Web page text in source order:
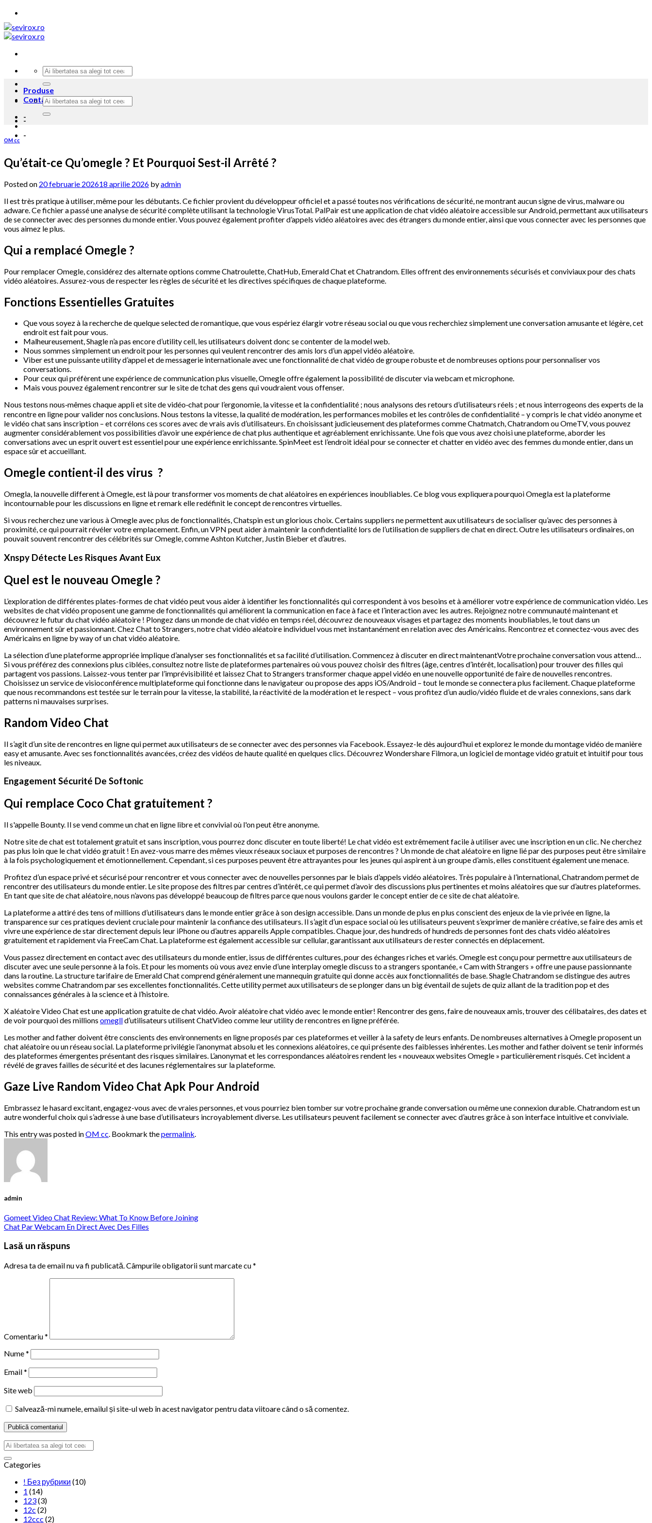
Skip
to
content
Produse
Contacteaza-ne
-
-
-
OM cc
Qu’était-ce Qu’omegle ? Et Pourquoi Sest-il Arrêté ?
Posted on 20 februarie 202618 aprilie 2026 byadmin
Il est très pratique à utiliser, même pour les débutants. Ce fichier provient du développeur officiel et a passé toutes nos vérifications de sécurité, ne montrant aucun signe de virus, malware ou
adware. Ce fichier a passé une analyse de sécurité complète utilisant la technologie VirusTotal. PalPair est une application de chat vidéo aléatoire accessible sur Android, permettant aux utilisateurs
de se connecter avec des personnes du monde entier. Vous pouvez également profiter d’appels vidéo aléatoires avec des étrangers du monde entier, ainsi que vous connecter avec les personnes que
vous aimez le plus.
Qui a remplacé Omegle ?
Pour remplacer Omegle, considérez des alternate options comme Chatroulette, ChatHub, Emerald Chat et Chatrandom. Elles offrent des environnements sécurisés et conviviaux pour des chats
vidéo aléatoires. Assurez-vous de respecter les règles de sécurité et les directives spécifiques de chaque plateforme.
Fonctions Essentielles Gratuites
Que vous soyez à la recherche de quelque selected de romantique, que vous espériez élargir votre réseau social ou que vous recherchiez simplement une conversation amusante et légère, cet
endroit est fait pour vous.
Malheureusement, Shagle n’a pas encore d’utility cell, les utilisateurs doivent donc se contenter de la model web.
Nous sommes simplement un endroit pour les personnes qui veulent rencontrer des amis lors d’un appel vidéo aléatoire.
Viber est une puissante utility d’appel et de messagerie internationale avec une fonctionnalité de chat vidéo de groupe robuste et de nombreuses options pour personnaliser vos
conversations.
Pour ceux qui préfèrent une expérience de communication plus visuelle, Omegle offre également la possibilité de discuter via webcam et microphone.
Mais vous pouvez également rencontrer sur le site de tchat des gens qui voudraient vous offenser.
Nous testons nous‑mêmes chaque appli et site de vidéo‑chat pour l’ergonomie, la vitesse et la confidentialité ; nous analysons des retours d’utilisateurs réels ; et nous interrogeons des experts de la
rencontre en ligne pour valider nos conclusions. Nous testons la vitesse, la qualité de modération, les performances mobiles et les contrôles de confidentialité – y compris le chat vidéo anonyme et
le vidéo chat sans inscription – et corrélons ces scores avec de vrais avis d’utilisateurs. En choisissant judicieusement des plateformes comme Chatmatch, Chatrandom ou OmeTV, vous pouvez
augmenter considérablement vos possibilities d’avoir une expérience de chat plus authentique et agréablement enrichissante. Une fois que vous avez choisi une plateforme, aborder les
conversations avec un esprit ouvert est essentiel pour une expérience enrichissante. SpinMeet est l’endroit idéal pour se connecter et chatter en vidéo avec des femmes du monde entier, dans un
espace sûr et accueillant.
Omegle contient-il des virus ?
Omegla, la nouvelle different à Omegle, est là pour transformer vos moments de chat aléatoires en expériences inoubliables. Ce blog vous expliquera pourquoi Omegla est la plateforme
incontournable pour les discussions en ligne et remark elle redéfinit le concept de rencontres virtuelles.
Si vous recherchez une various à Omegle avec plus de fonctionnalités, Chatspin est un glorious choix. Certains suppliers ne permettent aux utilisateurs de socialiser qu’avec des personnes à
proximité, ce qui pourrait révéler votre emplacement. Enfin, un VPN peut aider à maintenir la confidentialité lors de l’utilisation de suppliers de chat en direct. Outre les utilisateurs ordinaires, on
pouvait souvent rencontrer des célébrités sur Omegle, comme Ashton Kutcher, Justin Bieber et d’autres.
Xnspy Détecte Les Risques Avant Eux
Quel est le nouveau Omegle ?
L’exploration de différentes plates-formes de chat vidéo peut vous aider à identifier les fonctionnalités qui correspondent à vos besoins et à améliorer votre expérience de communication vidéo. Les
websites de chat vidéo proposent une gamme de fonctionnalités qui améliorent la communication en face à face et l’interaction avec les autres. Rejoignez notre communauté maintenant et
découvrez le futur du chat vidéo aléatoire ! Plongez dans un monde de chat vidéo en temps réel, découvrez de nouveaux visages et partagez des moments inoubliables, le tout dans un
environnement sûr et passionnant. Chez Chat to Strangers, notre chat vidéo aléatoire individuel vous met instantanément en relation avec des Américains. Rencontrez et connectez-vous avec des
Américains en ligne by way of un chat vidéo aléatoire.
La sélection d’une plateforme appropriée implique d’analyser ses fonctionnalités et sa facilité d’utilisation. Commencez à discuter en direct maintenantVotre prochaine conversation vous attend…
Si vous préférez des connexions plus ciblées, consultez notre liste de plateformes partenaires où vous pouvez choisir des filtres (âge, centres d’intérêt, localisation) pour trouver des filles qui
partagent vos passions. Laissez-vous tenter par l’imprévisibilité et laissez Chat to Strangers transformer chaque appel vidéo en une nouvelle opportunité de faire de nouvelles rencontres.
Choisissez un service de visioconférence multiplateforme qui fonctionne dans le navigateur ou propose des apps iOS/Android – tout le monde se connectera plus facilement. Chaque plateforme
que nous recommandons est testée sur le terrain pour la vitesse, la stabilité, la réactivité de la modération et le respect – vous profitez d’un audio/vidéo fluide et de vraies connexions, sans dark
patterns ni mauvaises surprises.
Random Video Chat
Il s’agit d’un site de rencontres en ligne qui permet aux utilisateurs de se connecter avec des personnes via Facebook. Essayez-le dès aujourd’hui et explorez le monde du montage vidéo de manière
easy et amusante. Avec ses fonctionnalités avancées, créez des vidéos de haute qualité en quelques clics. Découvrez Wondershare Filmora, un logiciel de montage vidéo gratuit et intuitif pour tous
les niveaux.
Engagement Sécurité De Softonic
Qui remplace Coco Chat gratuitement ?
Il s'appelle Bounty. Il se vend comme un chat en ligne libre et convivial où l'on peut être anonyme.
Notre site de chat est totalement gratuit et sans inscription, vous pourrez donc discuter en toute liberté! Le chat vidéo est extrêmement facile à utiliser avec une inscription en un clic. Ne cherchez
pas plus loin que le chat vidéo gratuit ! En avez-vous marre des mêmes vieux réseaux sociaux et purposes de rencontres ? Un monde de chat aléatoire en ligne lié par des purposes peut être similaire
à la fois psychologiquement et émotionnellement. Cependant, si ces purposes peuvent être attrayantes pour les jeunes qui aspirent à un groupe d’amis, elles constituent également une menace.
Profitez d’un espace privé et sécurisé pour rencontrer et vous connecter avec de nouvelles personnes par le biais d’appels vidéo aléatoires. Très populaire à l’international, Chatrandom permet de
rencontrer des utilisateurs du monde entier. Le site propose des filtres par centres d’intérêt, ce qui permet d’avoir des discussions plus pertinentes et moins aléatoires que sur d’autres plateformes.
En tant que site de chat aléatoire, nous n’avons pas développé beaucoup de filtres parce que nous voulons garder le concept entier de ce site de chat aléatoire.
La plateforme a attiré des tens of millions d’utilisateurs dans le monde entier grâce à son design accessible. Dans un monde de plus en plus conscient des enjeux de la vie privée en ligne, la
transparence sur ces pratiques devient cruciale pour maintenir la confiance des utilisateurs. Il s’agit d’un espace social où les utilisateurs peuvent s’exprimer de manière créative, se faire des amis et
vivre une expérience de star directement depuis leur iPhone ou d’autres appareils Apple compatibles. Chaque jour, des hundreds of hundreds de personnes font des chats vidéo aléatoires
gratuitement et rapidement via FreeCam Chat. La plateforme est également accessible sur cellular, garantissant aux utilisateurs de rester connectés en déplacement.
Vous passez directement en contact avec des utilisateurs du monde entier, issus de différentes cultures, pour des échanges riches et variés. Omegle est conçu pour permettre aux utilisateurs de
discuter avec une seule personne à la fois. Et pour les moments où vous avez envie d’une interplay omegle discuss to a strangers spontanée, « Cam with Strangers » offre une pause passionnante
dans la routine. La structure tarifaire de Emerald Chat comprend généralement une mannequin gratuite qui donne accès aux fonctionnalités de base. Shagle Chatrandom se distingue des autres
websites comme Chatrandom par ses excellentes fonctionnalités. Cette utility permet aux utilisateurs de se plonger dans un big éventail de sujets de quiz allant de la tradition pop et des
connaissances générales à la science et à l’histoire.
X aléatoire Video Chat est une application gratuite de chat vidéo. Avoir aléatoire chat vidéo avec le monde entier! Rencontrer des gens, faire de nouveaux amis, trouver des célibataires, des dates et
de voir pourquoi des millions omeglld’utilisateurs utilisent ChatVideo comme leur utility de rencontres en ligne préférée.
Les mother and father doivent être conscients des environnements en ligne proposés par ces plateformes et veiller à la safety de leurs enfants. De nombreuses alternatives à Omegle proposent un
chat aléatoire ou un réseau social. La plateforme privilégie l’anonymat absolu et les connexions aléatoires, ce qui présente des faiblesses inhérentes. Les mother and father doivent se tenir informés
des plateformes émergentes présentant des risques similaires. L’anonymat et les correspondances aléatoires rendent les « nouveaux websites Omegle » particulièrement risqués. Cet incident a
révélé de graves failles de sécurité et des lacunes réglementaires sur la plateforme.
Gaze Live Random Video Chat Apk Pour Android
Embrassez le hasard excitant, engagez-vous avec de vraies personnes, et vous pourriez bien tomber sur votre prochaine grande conversation ou même une connexion durable. Chatrandom est un
autre wonderful choix qui s’adresse à une base d’utilisateurs incroyablement diverse. Les utilisateurs peuvent facilement se connecter avec d’autres grâce à son interface intuitive et conviviale.
This entry was posted inOM cc. Bookmark thepermalink.
admin
Gomeet Video Chat Review: What To Know Before Joining
Chat Par Webcam En Direct Avec Des Filles
Lasă un răspuns
Adresa ta de email nu va fi publicată. Câmpurile obligatorii sunt marcate cu*
Comentariu*
Nume*
Email*
Site web
Salvează-mi numele, emailul și site-ul web în acest navigator pentru data viitoare când o să comentez.
Categories
! Без рубрики (10)
1 (14)
123(3)
12c (2)
12ccc (2)